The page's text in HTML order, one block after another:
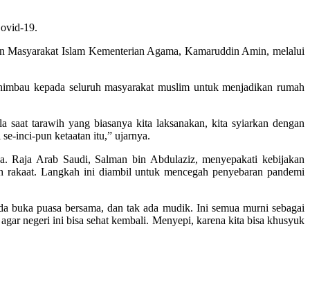
19.
Masyarakat Islam Kementerian Agama, Kamaruddin Amin, melalui
kepada seluruh masyarakat muslim untuk menjadikan rumah
tarawih yang biasanya kita laksanakan, kita syiarkan dengan
inci-pun ketaatan itu,” ujarnya.
Raja Arab Saudi, Salman bin Abdulaziz, menyepakati kebijakan
Langkah ini diambil untuk mencegah penyebaran pandemi
puasa bersama, dan tak ada mudik. Ini semua murni sebagai
negeri ini bisa sehat kembali. Menyepi, karena kita bisa khusyuk